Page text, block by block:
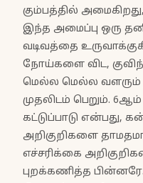
கும்பத்தில்
இந்த அமைப்பு ஒரு
வடிவத்தை
நோய்களை விட,
மெல்ல மெல்ல
முதலிடம் பெறும்.
கட்டுப்பாடு என்பது,
அறிகுறிகளை
எச்சரிக்கை
புறக்கணித்த